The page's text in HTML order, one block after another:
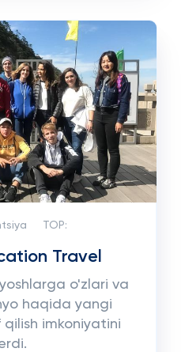
TOP:
Travel
o'zlari va
haqida yangi
qilish imkoniyatini